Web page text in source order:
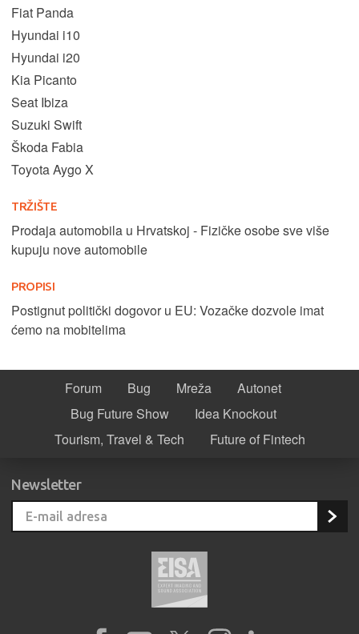
Fiat Panda
Hyundai i10
Hyundai i20
Kia Picanto
Seat Ibiza
Suzuki Swift
Škoda Fabia
Toyota Aygo X
TRŽIŠTE
Prodaja automobila u Hrvatskoj - Fizičke osobe sve više
kupuju nove automobile
PROPISI
Postignut politički dogovor u EU: Vozačke dozvole imat
ćemo na mobitelima
Forum Bug Mreža
Autonet
Bug Future Show
Idea Knockout
Tourism, Travel & Tech
Future of Fintech
Newsletter